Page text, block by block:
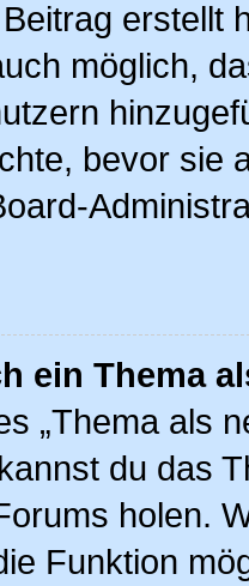
erstellt
möglich,
bevor sie
ein Thema
„Thema als
du das
holen.
Funktion